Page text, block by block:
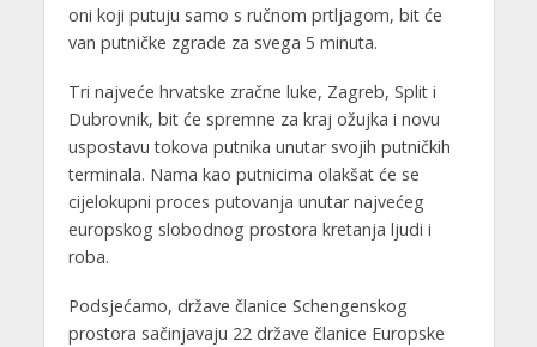
oni koji putuju samo s ručnom prtljagom, bit će
van putničke zgrade za svega 5 minuta.
Tri najveće hrvatske zračne luke, Zagreb, Split i
Dubrovnik, bit će spremne za kraj ožujka i novu
uspostavu tokova putnika unutar svojih putničkih
terminala. Nama kao putnicima olakšat će se
cijelokupni proces putovanja unutar najvećeg
europskog slobodnog prostora kretanja ljudi i
roba.
Podsjećamo, države članice Schengenskog
prostora sačinjavaju 22 države članice Europske